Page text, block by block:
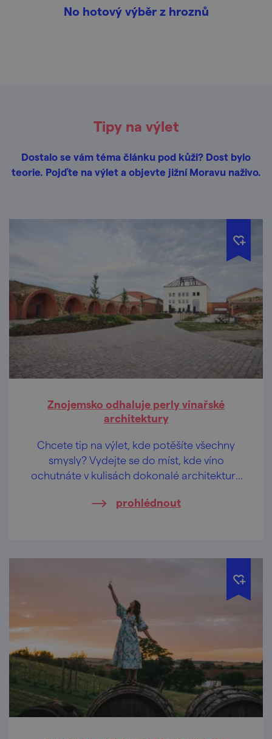
No hotový výběr z hroznů
Tipy na výlet
Dostalo se vám téma článku pod kůži? Dost bylo
teorie. Pojďte na výlet a objevte jižní Moravu naživo.
Znojemsko odhaluje perly vinařské
architektury
Chcete tip na výlet, kde potěšíte všechny
smysly? Vydejte se do míst, kde víno
ochutnáte v kulisách dokonalé architektury
přírody skrývá i originální moderní stavby.
prohlédnout